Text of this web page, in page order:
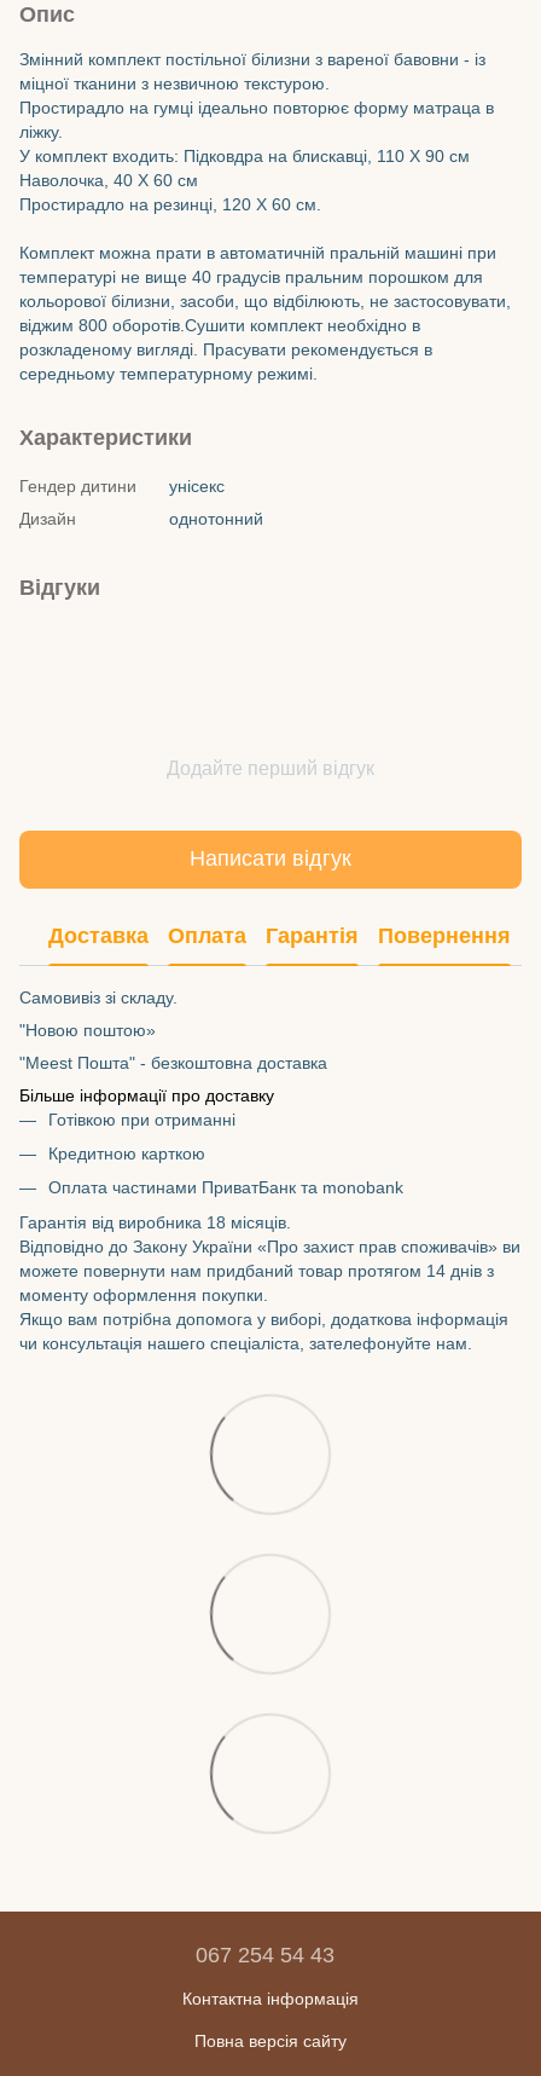
Опис
Змінний комплект постільної білизни з вареної бавовни - із
міцної тканини з незвичною текстурою.
Простирадло на гумці ідеально повторює форму матраца в
ліжку.
У комплект входить: Підковдра на блискавці, 110 Х 90 см
Наволочка, 40 Х 60 см
Простирадло на резинці, 120 Х 60 см.
Комплект можна прати в автоматичній пральній машині при
температурі не вище 40 градусів пральним порошком для
кольорової білизни, засоби, що відбілюють, не застосовувати,
віджим 800 оборотів.Сушити комплект необхідно в
розкладеному вигляді. Прасувати рекомендується в
середньому температурному режимі.
Характеристики
Гендер дитини
унісекс
Дизайн
однотонний
Відгуки
Додайте перший відгук
Написати відгук
Доставка Оплата Гарантія Повернення
Самовивіз зі складу.
"Новою поштою»
"Meest Пошта" - безкоштовна доставка
Більше інформації про доставку
Готівкою при отриманні
Кредитною карткою
Оплата частинами ПриватБанк та monobank
Гарантія від виробника 18 місяців.
Відповідно до Закону України «Про захист прав споживачів» ви
можете повернути нам придбаний товар протягом 14 днів з
моменту оформлення покупки.
Якщо вам потрібна допомога у виборі, додаткова інформація
чи консультація нашего спеціаліста, зателефонуйте нам.
067 254 54 43
Контактна інформація
Повна версія сайту